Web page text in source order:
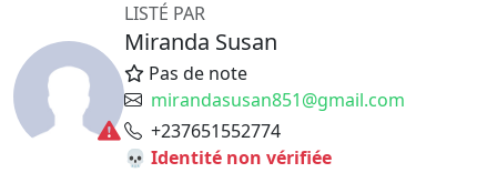
LISTÉ PAR
Miranda Susan
Pas de note
mirandasusan851@gmail.com
+237651552774
💀 Identité non vérifiée